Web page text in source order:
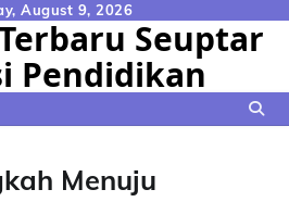
August 9, 2026
Seuptar
Pendidikan
Menuju